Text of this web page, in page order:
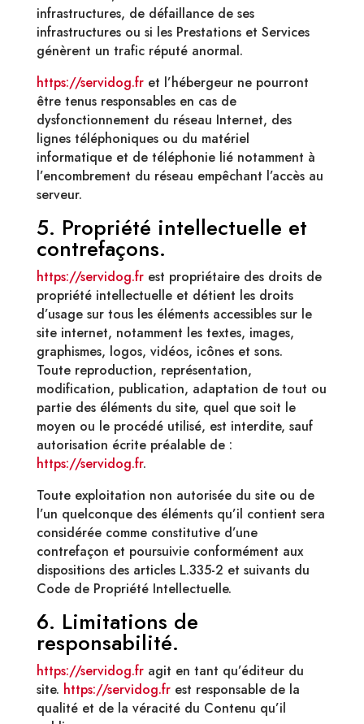
infrastructures, de défaillance de ses
infrastructures ou si les Prestations et Services
génèrent un trafic réputé anormal.
https://servidog.fret l’hébergeur ne pourront
être tenus responsables en cas de
dysfonctionnement du réseau Internet, des
lignes téléphoniques ou du matériel
informatique et de téléphonie lié notamment à
l’encombrement du réseau empêchant l’accès au
serveur.
5. Propriété intellectuelle et
contrefaçons.
https://servidog.frest propriétaire des droits de
propriété intellectuelle et détient les droits
d’usage sur tous les éléments accessibles sur le
site internet, notamment les textes, images,
graphismes, logos, vidéos, icônes et sons.
Toute reproduction, représentation,
modification, publication, adaptation de tout ou
partie des éléments du site, quel que soit le
moyen ou le procédé utilisé, est interdite, sauf
autorisation écrite préalable de :
https://servidog.fr.
Toute exploitation non autorisée du site ou de
l’un quelconque des éléments qu’il contient sera
considérée comme constitutive d’une
contrefaçon et poursuivie conformément aux
dispositions des articles L.335-2 et suivants du
Code de Propriété Intellectuelle.
6. Limitations de
responsabilité.
https://servidog.fragit en tant qu’éditeur du
site. https://servidog.frest responsable de la
qualité et de la véracité du Contenu qu’il